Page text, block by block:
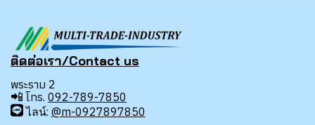
ติดต่อเรา/Contact us
พระราม 2
📲 โทร. 092-789-7850
ไลน์: @m-0927897850